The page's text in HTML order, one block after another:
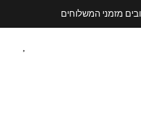
מזמני המשלוחים